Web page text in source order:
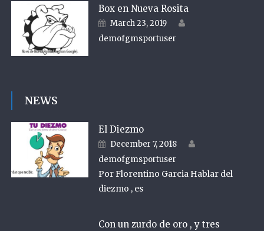
Box en Nueva Rosita
Posted on
March 23, 2019
demofgmsportuser
NEWS
El Diezmo
Posted on
December 7, 2018
demofgmsportuser
Por Florentino Garcia Hablar del
diezmo , es
Con un zurdo de oro , y tres